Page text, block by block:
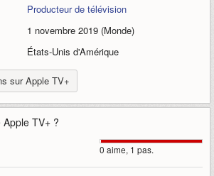
Producteur de télévision
1 novembre 2019 (Monde)
États-Unis d'Amérique
sur Apple TV+
Apple TV+ ?
0 aime, 1 pas.